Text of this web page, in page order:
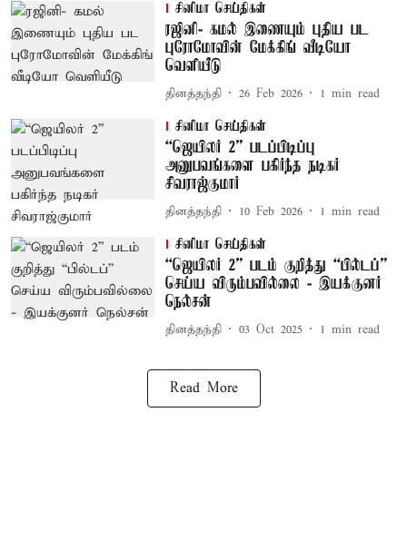
சினிமா செய்திகள்
ரஜினி- கமல் இணையும் புதிய பட
புரோமோவின் மேக்கிங் வீடியோ
வெளியீடு
தினத்தந்தி 26 Feb 2026 1 min read
சினிமா செய்திகள்
“ஜெயிலர் 2” படப்பிடிப்பு
அனுபவங்களை பகிர்ந்த நடிகர்
சிவராஜ்குமார்
தினத்தந்தி 10 Feb 2026 1 min read
சினிமா செய்திகள்
“ஜெயிலர் 2” படம் குறித்து “பில்டப்”
செய்ய விரும்பவில்லை - இயக்குனர்
நெல்சன்
தினத்தந்தி 03 Oct 2025 1 min read
Read More